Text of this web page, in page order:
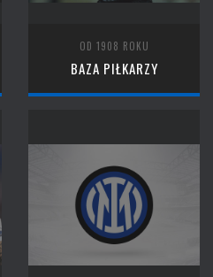
OD 1908 ROKU
BAZA PIŁKARZY